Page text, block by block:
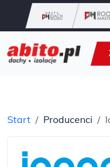
Start Producenci